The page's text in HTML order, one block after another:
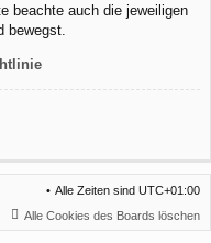
beachte auch die jeweiligen
bewegst.
Alle Zeiten sind UTC+01:00
Alle Cookies des Boards löschen